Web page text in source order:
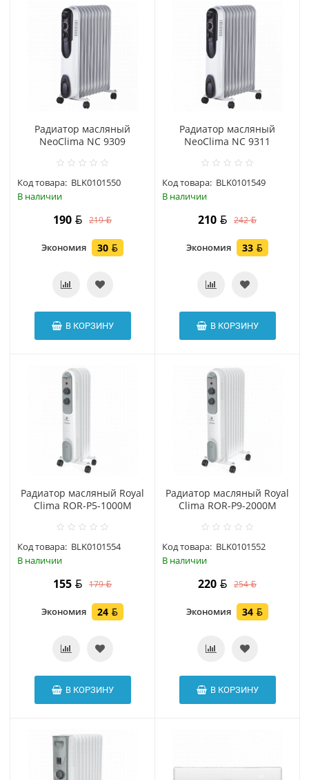
Радиатор масляный
NeoClima NC 9309
Код товара: BLK0101550
В наличии
190 219
Экономия 30
В КОРЗИНУ
Радиатор масляный
NeoClima NC 9311
Код товара: BLK0101549
В наличии
210 242
Экономия 33
В КОРЗИНУ
Радиатор масляный Royal
Clima ROR-P5-1000M
Код товара: BLK0101554
В наличии
155 179
Экономия 24
В КОРЗИНУ
Радиатор масляный Royal
Clima ROR-P9-2000M
Код товара: BLK0101552
В наличии
220 254
Экономия 34
В КОРЗИНУ